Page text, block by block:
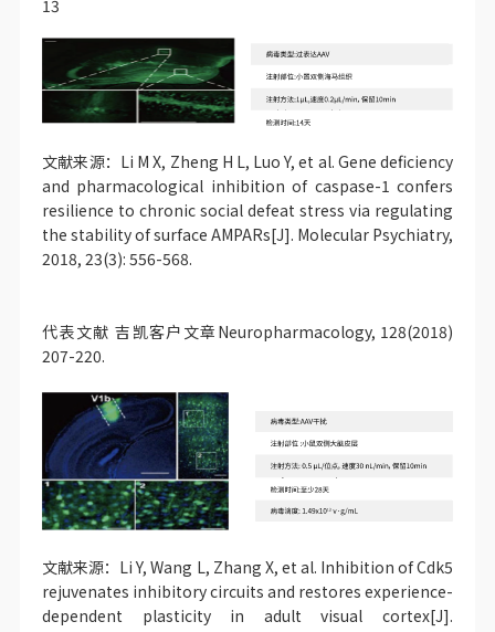
13
文献来源：Li M X, Zheng H L, Luo Y, et al. Gene deficiency
and pharmacological inhibition of caspase-1 confers
resilience to chronic social defeat stress via regulating
the stability of surface AMPARs[J]. Molecular Psychiatry,
2018, 23(3): 556-568.
代表文献 吉凯客户文章Neuropharmacology, 128(2018)
207-220.
文献来源：Li Y, Wang L, Zhang X, et al. Inhibition of Cdk5
rejuvenates inhibitory circuits and restores experience-
dependent plasticity in adult visual cortex[J].